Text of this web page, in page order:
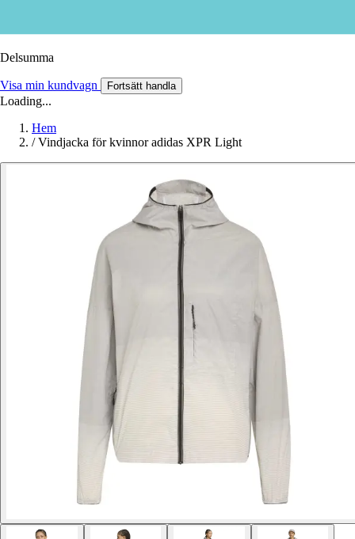
Delsumma
Visa min kundvagn Fortsätt handla
Loading...
Hem
/ Vindjacka för kvinnor adidas XPR Light